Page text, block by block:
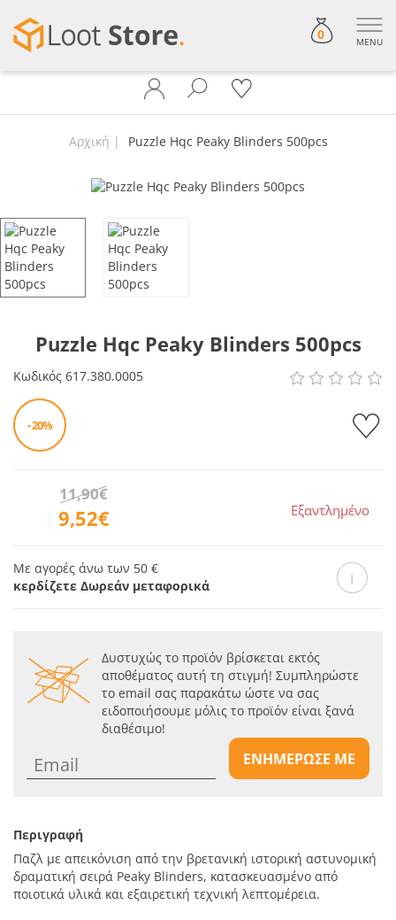
0 MENU
Αρχική Puzzle Hqc Peaky Blinders 500pcs
Puzzle Hqc Peaky Blinders 500pcs
Κωδικός 617.380.0005
- 20%
9,52€
11,90€
Εξαντλημένο
Με αγορές άνω των 50 €
κερδίζετε Δωρεάν μεταφορικά
Δυστυχώς το προϊόν βρίσκεται εκτός
αποθέματος αυτή τη στιγμή! Συμπληρώστε
το email σας παρακάτω ώστε να σας
ειδοποιήσουμε μόλις το προϊόν είναι ξανά
διαθέσιμο!
ΕΝΗΜΕΡΩΣΕ ΜΕ
Περιγραφή
Παζλ με απεικόνιση από την βρετανική ιστορική αστυνομική
δραματική σειρά Peaky Blinders, κατασκευασμένο από
ποιοτικά υλικά και εξαιρετική τεχνική λεπτομέρεια.